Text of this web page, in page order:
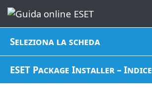
Seleziona la scheda
ESET Package Installer – Indice